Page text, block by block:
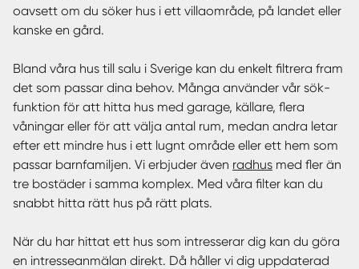
oavsett om du söker hus i ett villaområde, på landet eller
kanske en gård.
Bland våra hus till salu i Sverige kan du enkelt filtrera fram
det som passar dina behov. Många använder vår sök-
funktion för att hitta hus med garage, källare, flera
våningar eller för att välja antal rum, medan andra letar
efter ett mindre hus i ett lugnt område eller ett hem som
passar barnfamiljen. Vi erbjuder även radhus med fler än
tre bostäder i samma komplex. Med våra filter kan du
snabbt hitta rätt hus på rätt plats.
När du har hittat ett hus som intresserar dig kan du göra
en intresseanmälan direkt. Då håller vi dig uppdaterad